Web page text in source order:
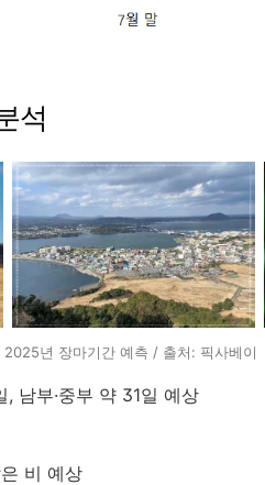
석
2025년 장마기간 예측 / 출처: 픽사베이
남부·중부 약 31일 예상
비 예상